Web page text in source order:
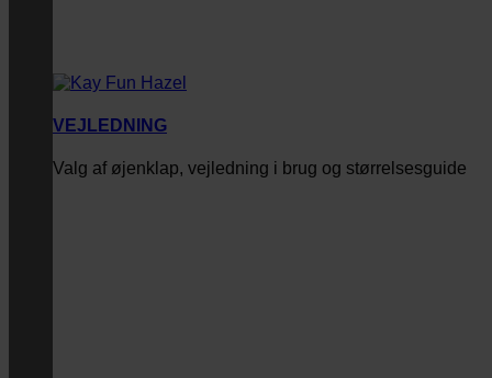
VEJLEDNING
Valg af øjenklap, vejledning i brug og størrelsesguide